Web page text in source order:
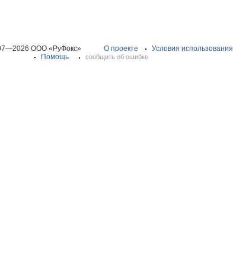
ООО «РуФокс» О проекте Условия использования
Помощь
сообщить об ошибке